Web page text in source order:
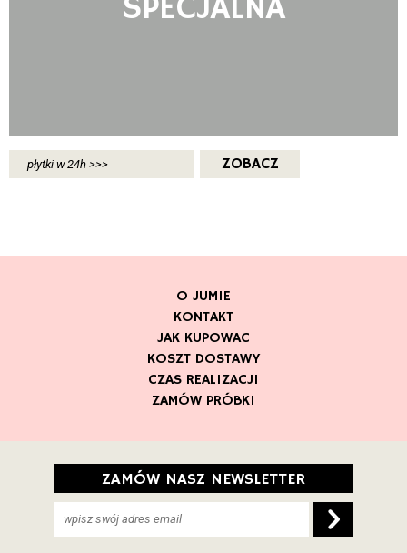
płytki w 24h >>> ZOBACZ
O JUMIE
KONTAKT
JAK KUPOWAC
KOSZT DOSTAWY
CZAS REALIZACJI
ZAMÓW PRÓBKI
ZAMÓW NASZ NEWSLETTER